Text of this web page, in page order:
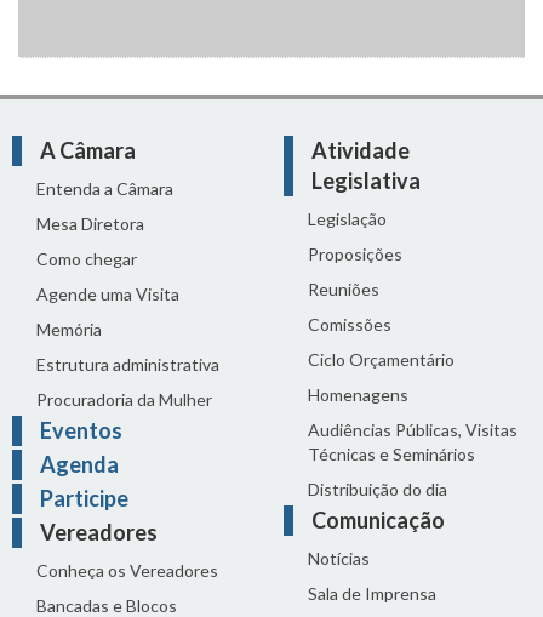
A Câmara
Entenda a Câmara
Mesa Diretora
Como chegar
Agende uma Visita
Memória
Estrutura administrativa
Procuradoria da Mulher
Eventos
Agenda
Participe
Vereadores
Conheça os Vereadores
Bancadas e Blocos
Atividade
Legislativa
Legislação
Proposições
Reuniões
Comissões
Ciclo Orçamentário
Homenagens
Audiências Públicas, Visitas
Técnicas e Seminários
Distribuição do dia
Comunicação
Notícias
Sala de Imprensa